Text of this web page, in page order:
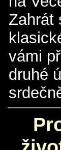
Zahrát
vámi
druhé